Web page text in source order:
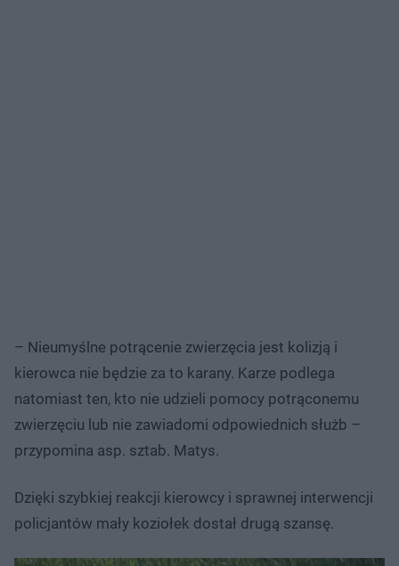
– Nieumyślne potrącenie zwierzęcia jest kolizją i
kierowca nie będzie za to karany. Karze podlega
natomiast ten, kto nie udzieli pomocy potrąconemu
zwierzęciu lub nie zawiadomi odpowiednich służb –
przypomina asp. sztab. Matys.
Dzięki szybkiej reakcji kierowcy i sprawnej interwencji
policjantów mały koziołek dostał drugą szansę.